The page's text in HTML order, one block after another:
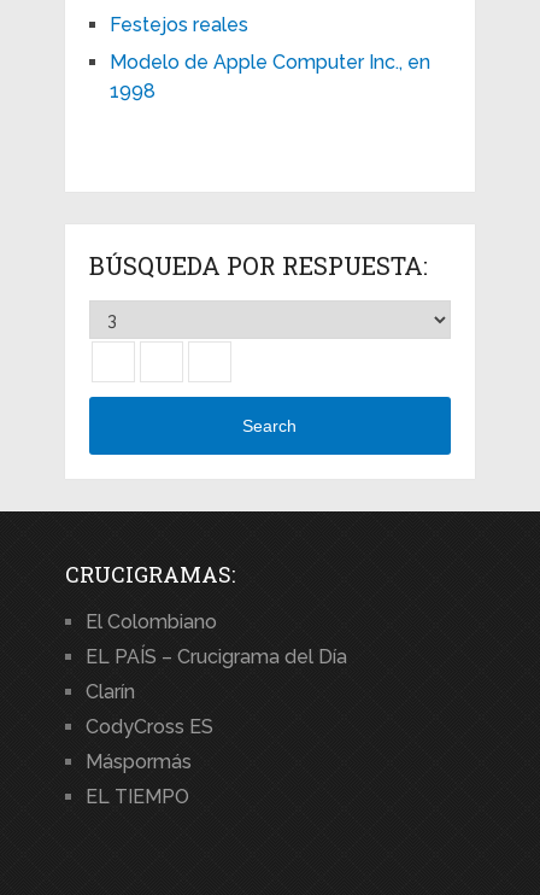
Festejos reales
Modelo de Apple Computer Inc., en
1998
BÚSQUEDA POR RESPUESTA:
Search
CRUCIGRAMAS:
El Colombiano
EL PAÍS – Crucigrama del Día
Clarín
CodyCross ES
Máspormás
EL TIEMPO